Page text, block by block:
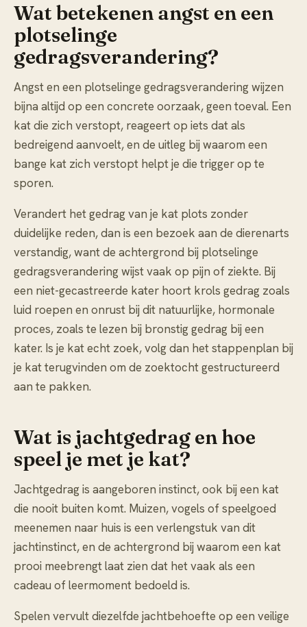
Wat betekenen angst en een
plotselinge
gedragsverandering?
Angst en een plotselinge gedragsverandering wijzen
bijna altijd op een concrete oorzaak, geen toeval. Een
kat die zich verstopt, reageert op iets dat als
bedreigend aanvoelt, en de uitleg bij waarom een
bange kat zich verstopt helpt je die trigger op te
sporen.
Verandert het gedrag van je kat plots zonder
duidelijke reden, dan is een bezoek aan de dierenarts
verstandig, want de achtergrond bij plotselinge
gedragsveranderingwijst vaak op pijn of ziekte. Bij
een niet-gecastreerde kater hoort krols gedrag zoals
luid roepen en onrust bij dit natuurlijke, hormonale
proces, zoals te lezen bij bronstig gedrag bij een
kater. Is je kat echt zoek, volg dan het stappenplan bij
je kat terugvinden om de zoektocht gestructureerd
aan te pakken.
Wat is jachtgedrag en hoe
speel je met je kat?
Jachtgedrag is aangeboren instinct, ook bij een kat
die nooit buiten komt. Muizen, vogels of speelgoed
meenemen naar huis is een verlengstuk van dit
jachtinstinct, en de achtergrond bij waarom een kat
prooi meebrengtlaat zien dat het vaak als een
cadeau of leermoment bedoeld is.
Spelen vervult diezelfde jachtbehoefte op een veilige